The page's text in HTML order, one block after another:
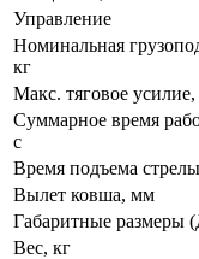
Управление
Номинальная
кг
Макс. тяговое
Суммарное время
с
Время подъема
Вылет ковша, мм
Габаритные
Вес, кг